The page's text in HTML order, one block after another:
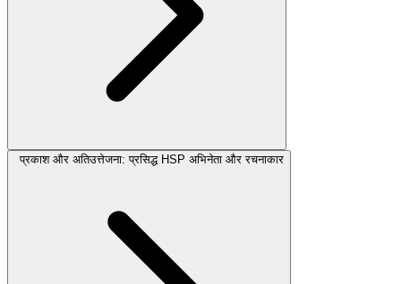
प्रकाश और अतिउत्तेजना: प्रसिद्ध HSP अभिनेता और रचनाकार